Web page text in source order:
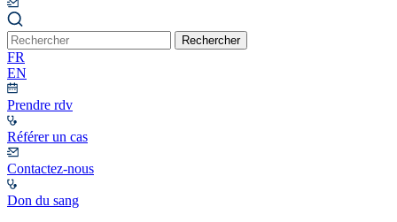
Rechercher
FR
EN
Prendre rdv
Référer un cas
Contactez-nous
Don du sang